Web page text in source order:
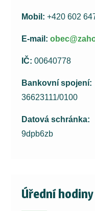
Mobil: +420 602
E-mail:
IČ: 00640778
Bankovní spojení:
36623111/0100
Datová schránka:
9dpb6zb
Úřední hodiny